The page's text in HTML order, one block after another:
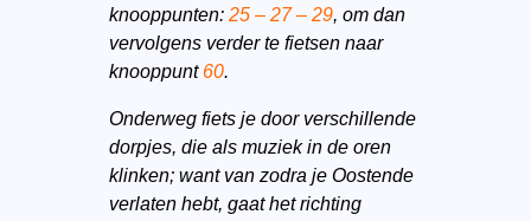
knooppunten: 25 – 27 – 29, om dan
vervolgens verder te fietsen naar
knooppunt 60.
Onderweg fiets je door verschillende
dorpjes, die als muziek in de oren
klinken; want van zodra je Oostende
verlaten hebt, gaat het richting